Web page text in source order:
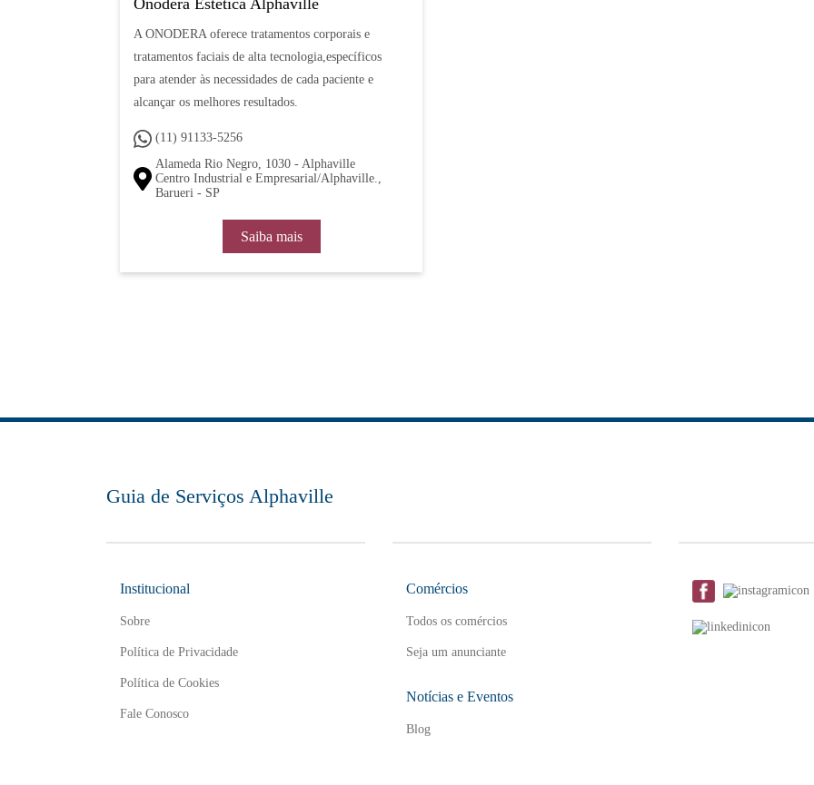
Onodera Estética Alphaville
A ONODERA oferece tratamentos corporais e
tratamentos faciais de alta tecnologia,específicos
para atender às necessidades de cada paciente e
alcançar os melhores resultados.
(11) 91133-5256
Alameda Rio Negro, 1030 - Alphaville
Centro Industrial e Empresarial/Alphaville.,
Barueri - SP
Saiba mais
Guia de Serviços Alphaville
Institucional
Sobre
Política de Privacidade
Política de Cookies
Fale Conosco
Comércios
Todos os comércios
Seja um anunciante
Notícias e Eventos
Blog